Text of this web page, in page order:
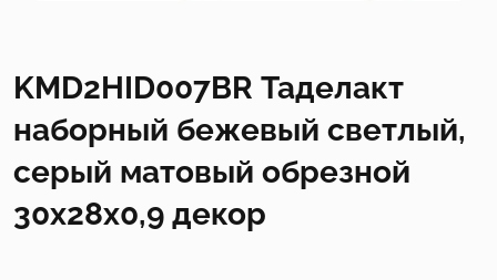
KMD2HID007BR Таделакт
наборный бежевый светлый,
серый матовый обрезной
30x28x0,9 декор